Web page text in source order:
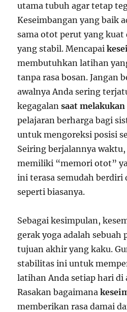
utama tubuh agar tetap
Keseimbangan yang baik
sama otot perut yang
yang stabil. Mencapai
membutuhkan latihan
tanpa rasa bosan. Jangan
awalnya Anda sering
kegagalansaat melakukan
pelajaran berharga bagi
untuk mengoreksi posisi
Seiring berjalannya
memiliki “memori otot”
ini terasa semudah berdiri
seperti biasanya.
Sebagai kesimpulan,
gerak yoga adalah sebuah
tujuan akhir yang kaku.
stabilitas ini untuk
latihan Anda setiap hari di
Rasakan bagaimana
memberikan rasa damai